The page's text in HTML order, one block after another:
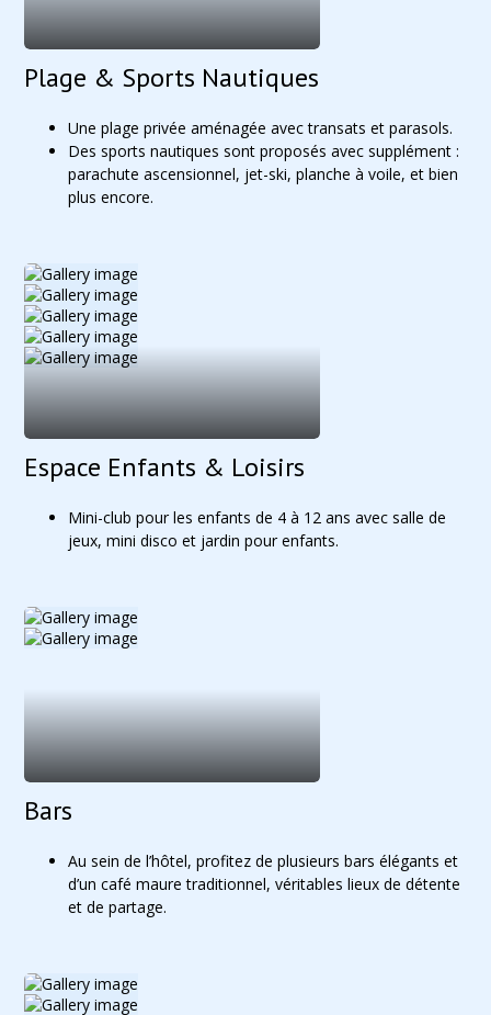
Plage & Sports Nautiques
Une plage privée aménagée avec transats et parasols.
Des sports nautiques sont proposés avec supplément :
parachute ascensionnel, jet-ski, planche à voile, et bien
plus encore.
Espace Enfants & Loisirs
Mini-club pour les enfants de 4 à 12 ans avec salle de
jeux, mini disco et jardin pour enfants.
Bars
Au sein de l’hôtel, profitez de plusieurs bars élégants et
d’un café maure traditionnel, véritables lieux de détente
et de partage.